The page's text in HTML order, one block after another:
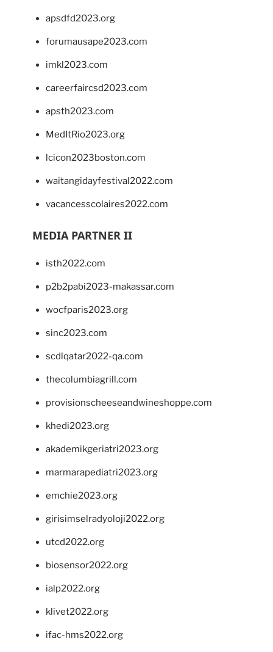
apsdfd2023.org
forumausape2023.com
imkl2023.com
careerfaircsd2023.com
apsth2023.com
MedItRio2023.org
lcicon2023boston.com
waitangidayfestival2022.com
vacancesscolaires2022.com
MEDIA PARTNER II
isth2022.com
p2b2pabi2023-makassar.com
wocfparis2023.org
sinc2023.com
scdlqatar2022-qa.com
thecolumbiagrill.com
provisionscheeseandwineshoppe.com
khedi2023.org
akademikgeriatri2023.org
marmarapediatri2023.org
emchie2023.org
girisimselradyoloji2022.org
utcd2022.org
biosensor2022.org
ialp2022.org
klivet2022.org
ifac-hms2022.org